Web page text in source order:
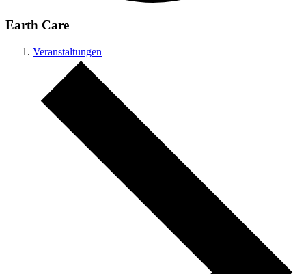
Earth Care
Veranstaltungen